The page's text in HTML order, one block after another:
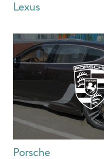
Lexus
Porsche